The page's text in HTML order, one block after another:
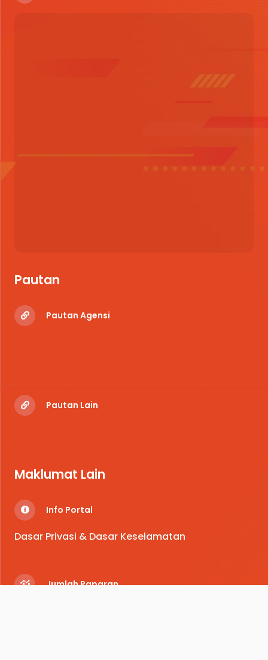
Pautan
Pautan Agensi
Pautan Lain
Maklumat Lain
Info Portal
Dasar Privasi & Dasar Keselamatan
Jumlah Paparan